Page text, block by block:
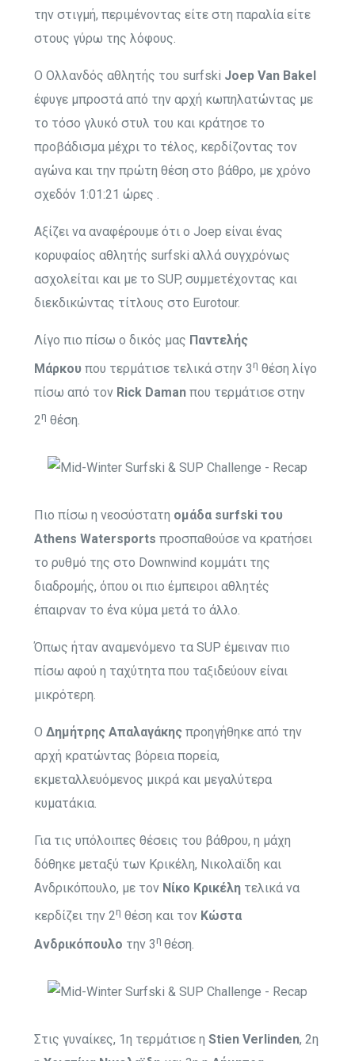
την στιγμή, περιμένοντας είτε στη παραλία είτε
στους γύρω της λόφους.
Ο Ολλανδός αθλητής του surfski Joep Van Bakel
έφυγε μπροστά από την αρχή κωπηλατώντας με
το τόσο γλυκό στυλ του και κράτησε το
προβάδισμα μέχρι το τέλος, κερδίζοντας τον
αγώνα και την πρώτη θέση στο βάθρο, με χρόνο
σχεδόν 1:01:21 ώρες .
Αξίζει να αναφέρουμε ότι ο Joep είναι ένας
κορυφαίος αθλητής surfski αλλά συγχρόνως
ασχολείται και με το SUP, συμμετέχοντας και
διεκδικώντας τίτλους στο Eurotour.
Λίγο πιο πίσω ο δικός μας Παντελής
Μάρκουπου τερμάτισε τελικά στην 3η θέση λίγο
πίσω από τον Rick Damanπου τερμάτισε στην
2η θέση.
Πιο πίσω η νεοσύστατη ομάδα surfski του
Athens Watersports προσπαθούσε να κρατήσει
το ρυθμό της στο Downwind κομμάτι της
διαδρομής, όπου οι πιο έμπειροι αθλητές
έπαιρναν το ένα κύμα μετά το άλλο.
Όπως ήταν αναμενόμενο τα SUP έμειναν πιο
πίσω αφού η ταχύτητα που ταξιδεύουν είναι
μικρότερη.
Ο Δημήτρης Απαλαγάκηςπροηγήθηκε από την
αρχή κρατώντας βόρεια πορεία,
εκμεταλλευόμενος μικρά και μεγαλύτερα
κυματάκια.
Για τις υπόλοιπες θέσεις του βάθρου, η μάχη
δόθηκε μεταξύ των Κρικέλη, Νικολαϊδη και
Ανδρικόπουλο, με τον Νίκο Κρικέλητελικά να
κερδίζει την 2η θέση και τον Κώστα
Ανδρικόπουλο την 3η θέση.
Στις γυναίκες, 1η τερμάτισε η Stien Verlinden, 2η